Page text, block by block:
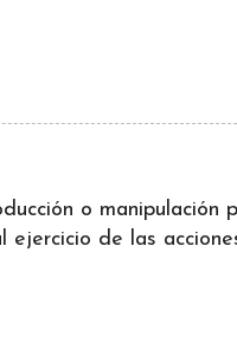
o manipulación
de las